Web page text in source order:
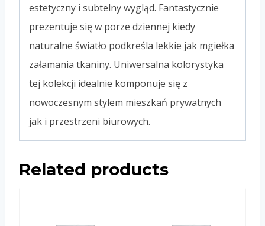
estetyczny i subtelny wygląd. Fantastycznie
prezentuje się w porze dziennej kiedy
naturalne światło podkreśla lekkie jak mgiełka
załamania tkaniny. Uniwersalna kolorystyka
tej kolekcji idealnie komponuje się z
nowoczesnym stylem mieszkań prywatnych
jak i przestrzeni biurowych.
Related products